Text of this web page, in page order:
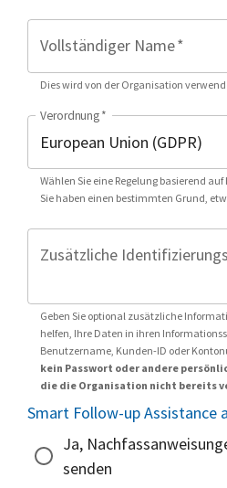
Vollständiger Name*
Dies wird von der Organisation
Verordnung*
Wählen Sie eine Regelung basierend auf
Sie haben einen bestimmten Grund,
Geben Sie optional zusätzliche
helfen, Ihre Daten in ihren
Benutzername, Kunden-ID oder
kein Passwort oder andere
die die Organisation nicht bereits
Smart Follow-up Assistance
Ja,
senden